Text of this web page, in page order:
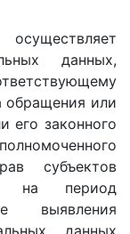
данных,
обращения или
его законного
субъектов
на период
выявления
данных